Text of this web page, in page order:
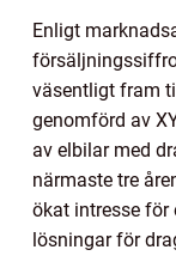
Enligt
väsentligt fram
genomförd av
av elbilar med
närmaste tre
ökat intresse för
lösningar för